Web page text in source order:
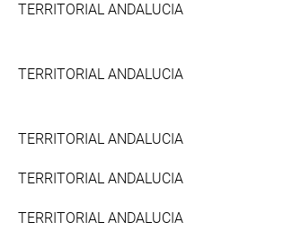
TERRITORIAL ANDALUCIA
TERRITORIAL ANDALUCIA
TERRITORIAL ANDALUCIA
TERRITORIAL ANDALUCIA
TERRITORIAL ANDALUCIA